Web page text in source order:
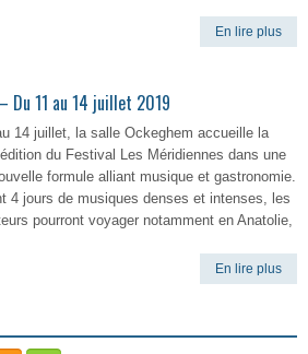
En lire plus
Du 11 au 14 juillet 2019
14 juillet, la salle Ockeghem accueille la
du Festival Les Méridiennes dans une
formule alliant musique et gastronomie.
4 jours de musiques denses et intenses, les
pourront voyager notamment en Anatolie,
En lire plus